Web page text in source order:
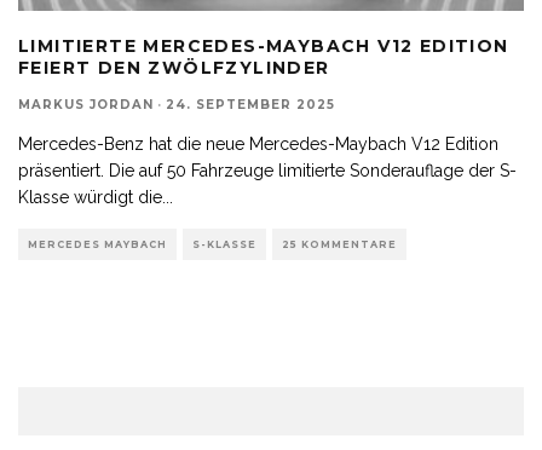
LIMITIERTE MERCEDES-MAYBACH V12 EDITION
FEIERT DEN ZWÖLFZYLINDER
MARKUS JORDAN · 24. SEPTEMBER 2025
Mercedes-Benz hat die neue Mercedes-Maybach V12 Edition
präsentiert. Die auf 50 Fahrzeuge limitierte Sonderauflage der S-
Klasse würdigt die
MERCEDES MAYBACH S-KLASSE 25 KOMMENTARE